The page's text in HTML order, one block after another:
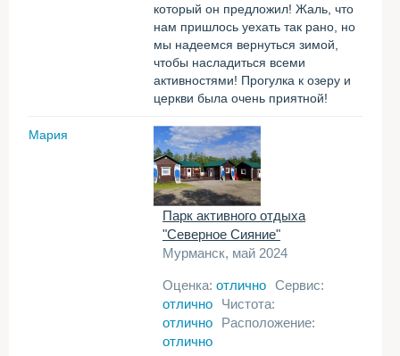
который он предложил! Жаль, что
нам пришлось уехать так рано, но
мы надеемся вернуться зимой,
чтобы насладиться всеми
активностями! Прогулка к озеру и
церкви была очень приятной!
Мария
Парк активного отдыха
"Северное Сияние"
Мурманск, май 2024
Оценка: отлично Сервис:
отлично
Чистота:
отлично
Расположение:
отлично